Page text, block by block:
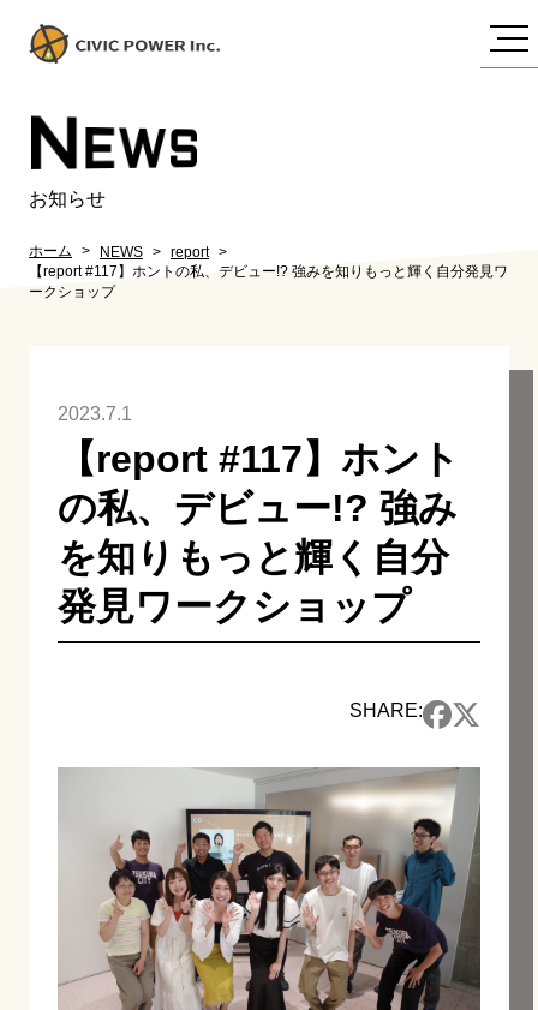
NEWS
お知らせ
ホーム NEWS
report
【report #117】ホントの私、デビュー!? 強みを知りもっと輝く自分発見ワ
ークショップ
2023.7.1
【report #117】ホント
の私、デビュー!? 強み
を知りもっと輝く自分
発見ワークショップ
SHARE: